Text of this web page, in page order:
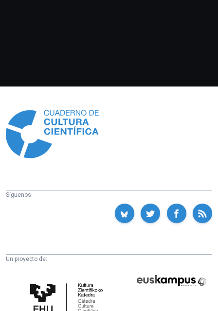
Síguenos:
Un proyecto de:
Cultura
Científica
Fundazioa